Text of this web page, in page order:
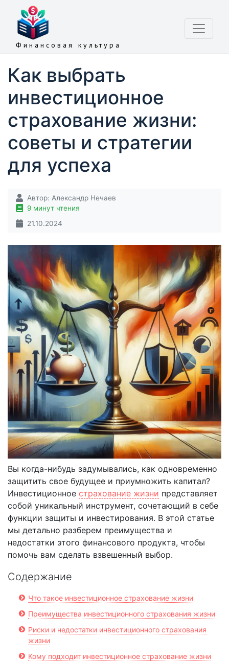
Финансовая культура
Как выбрать
инвестиционное
страхование жизни:
советы и стратегии
для успеха
Автор: Александр Нечаев
9 минут чтения
21.10.2024
Вы когда-нибудь задумывались, как одновременно
защитить свое будущее и приумножить капитал?
Инвестиционное страхование жизни представляет
собой уникальный инструмент, сочетающий в себе
функции защиты и инвестирования. В этой статье
мы детально разберем преимущества и
недостатки этого финансового продукта, чтобы
помочь вам сделать взвешенный выбор.
Содержание
Что такое инвестиционное страхование жизни
Преимущества инвестиционного страхования жизни
Риски и недостатки инвестиционного страхования
жизни
Кому подходит инвестиционное страхование жизни